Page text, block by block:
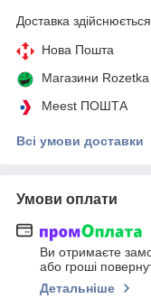
Доставка
Нова Пошта
Магазини Rozetka
Meest ПОШТА
Всі умови доставки
Умови оплати
Ви отримаєте
або гроші
Детальніше